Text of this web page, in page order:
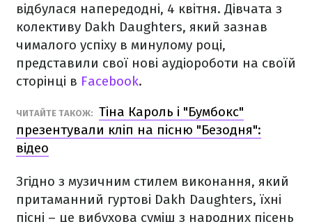
відбулася напередодні, 4 квітня. Дівчата з
колективу Dakh Daughters, який зазнав
чималого успіху в минулому році,
представили свої нові аудіороботи на своїй
сторінці в Facebook.
ЧИТАЙТЕ ТАКОЖ: Тіна Кароль і "Бумбокс"
презентували кліп на пісню "Безодня":
відео
Згідно з музичним стилем виконання, який
притаманний гуртові Dakh Daughters, їхні
пісні – це вибухова суміш з народних пісень